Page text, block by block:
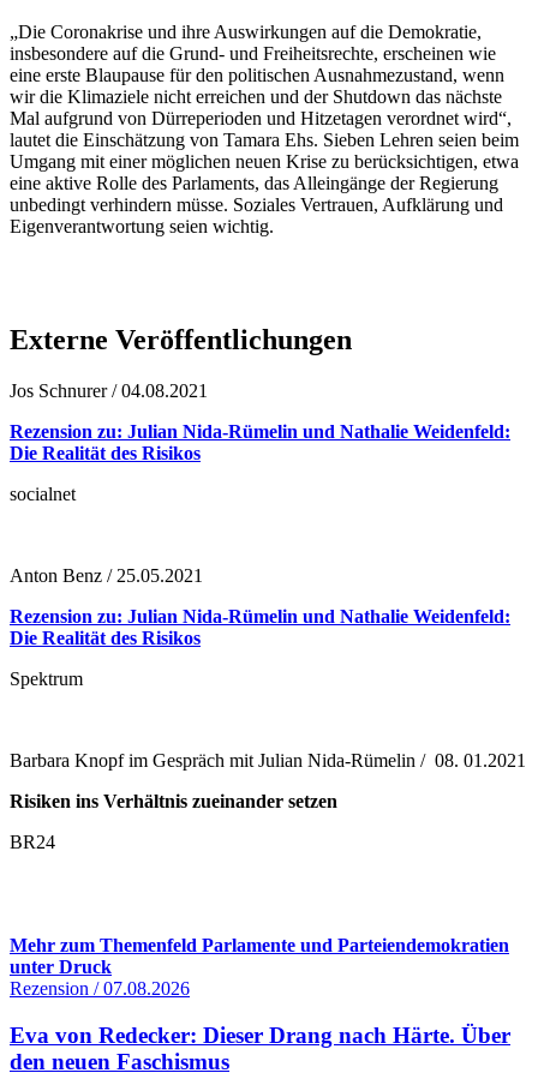
„Die Coronakrise und ihre Auswirkungen auf die Demokratie,
insbesondere auf die Grund- und Freiheitsrechte, erscheinen wie
eine erste Blaupause für den politischen Ausnahmezustand, wenn
wir die Klimaziele nicht erreichen und der Shutdown das nächste
Mal aufgrund von Dürreperioden und Hitzetagen verordnet wird“,
lautet die Einschätzung von Tamara Ehs. Sieben Lehren seien beim
Umgang mit einer möglichen neuen Krise zu berücksichtigen, etwa
eine aktive Rolle des Parlaments, das Alleingänge der Regierung
unbedingt verhindern müsse. Soziales Vertrauen, Aufklärung und
Eigenverantwortung seien wichtig.
Externe Veröffentlichungen
Jos Schnurer / 04.08.2021
Rezension zu: Julian Nida-Rümelin und Nathalie Weidenfeld:
Die Realität des Risikos
socialnet
Anton Benz / 25.05.2021
Rezension zu: Julian Nida-Rümelin und Nathalie Weidenfeld:
Die Realität des Risikos
Spektrum
Barbara Knopf im Gespräch mit Julian Nida-Rümelin / 08. 01.2021
Risiken ins Verhältnis zueinander setzen
BR24
Mehr zum Themenfeld Parlamente und Parteiendemokratien
unter Druck
Rezension / 07.08.2026
Eva von Redecker: Dieser Drang nach Härte. Über
den neuen Faschismus